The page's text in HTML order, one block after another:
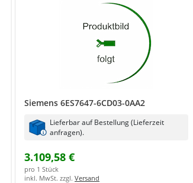
Siemens 6ES7647-6CD03-0AA2
Lieferbar auf Bestellung (Lieferzeit
anfragen).
3.109,58 €
pro 1 Stück
inkl. MwSt. zzgl. Versand